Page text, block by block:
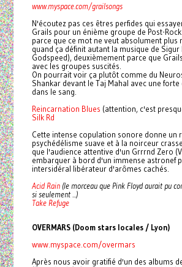
www.myspace.com/grailsongs
N'écoutez pas ces êtres perfides qui
Grails pour un énième groupe de Post-
parce que ce mot ne veut absolument plus
quand ça définit autant la musique de Sigur
Godspeed), deuxièmement parce que
avec les groupes suscités.
On pourrait voir ça plutôt comme du
Shankar devant le Taj Mahal avec une
dans le sang.
Reincarnation Blues (attention, c'est
Silk Rd
Cette intense copulation sonore donne un
psychédélisme suave et à la noirceur
que l'audience attentive d'un Grrrnd Zero
embarquer à bord d'un immense astronef
intersidéral libérateur d'arômes cachés.
Acid Rain(le morceau que Pink Floyd aurait pu
si seulement ...)
Take Refuge
OVERMARS (Doom stars locales / Lyon)
www.myspace.com/overmars
Après nous avoir gratifié d'un des albums